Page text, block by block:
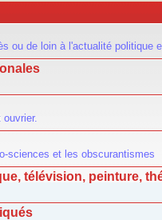
ou de loin à l'actualité politique
sciences et les obscurantismes
télévision, peinture,